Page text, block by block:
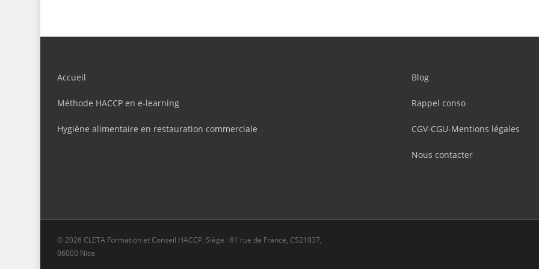
Accueil
Méthode HACCP en e-learning
Hygiène alimentaire en restauration commerciale
Blog
Rappel conso
CGV-CGU-Mentions légales
Nous contacter
© 2026 CLETA Formation et Conseil HACCP. Siège : 81 rue de France, CS21037,
06000 Nice